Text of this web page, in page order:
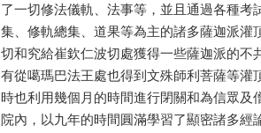
了一切修法儀軌、法事等，並且通過各種
集、修軌總集、道果等為主的諸多薩迦派
切和究給崔欽仁波切處獲得一些薩迦派的
有從噶瑪巴法王處也得到文殊師利菩薩等
時也利用幾個月的時間進行閉關和為信眾
院內，以九年的時間圓滿學習了顯密諸多